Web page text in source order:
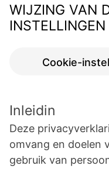
WIJZING VAN
INSTELLINGEN
Cookie-
Inleidin
Deze
omvang en doelen
gebruik van